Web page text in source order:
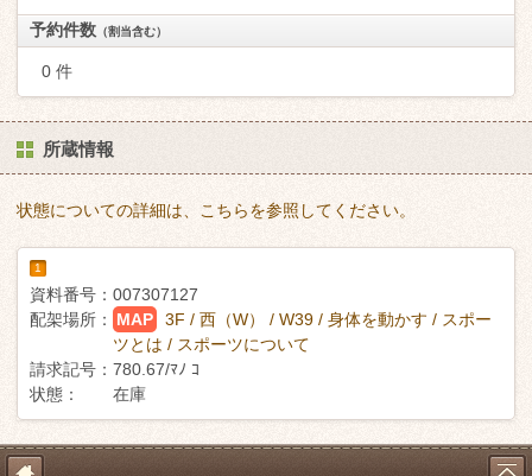
予約件数 （割当含む）
0 件
所蔵情報
状態についての詳細は、こちらを参照してください。
1
資料番号： 007307127
配架場所：
MAP
3F / 西（W） / W39 / 身体を動かす / スポー
ツとは / スポーツについて
請求記号： 780.67/ﾏﾉ ｺ
状態：
在庫